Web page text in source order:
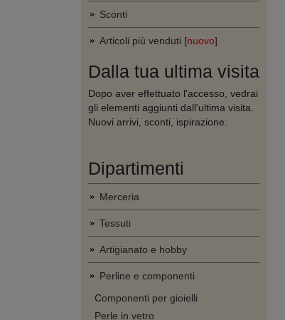
Sconti
Articoli più venduti [nuovo]
Dalla tua ultima visita
Dopo aver effettuato l'accesso, vedrai
gli elementi aggiunti dall'ultima visita.
Nuovi arrivi, sconti, ispirazione.
Dipartimenti
Merceria
Tessuti
Artigianato e hobby
Perline e componenti
Componenti per gioielli
Perle in vetro